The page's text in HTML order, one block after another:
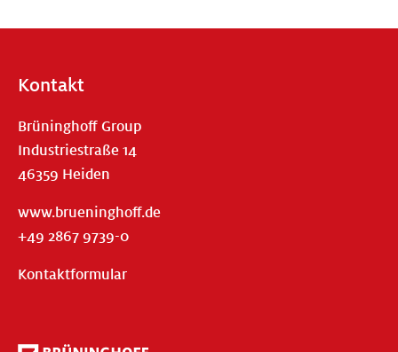
Kontakt
Brüninghoff Group
Industriestraße 14
46359 Heiden
www.brueninghoff.de
+49 2867 9739-0
Kontaktformular